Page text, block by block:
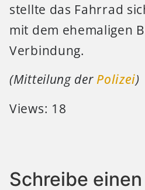
stellte das Fahrrad
mit dem ehemaligen
Verbindung.
(Mitteilung der Polizei)
Views: 18
Schreibe